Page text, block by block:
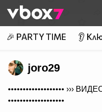
👾
🎉 PARTY TIME 👂
joro29
••••••••••••••••••• ›››
•••••••••••••••••••